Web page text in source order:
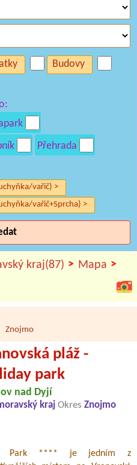
Budovy
Přehrada
vařič) >
vařič+Sprcha) >
kraj(87) > Mapa >
Znojmo
pláž -
park
nad Dyjí
kraj Okres Znojmo
Park **** je jedním z